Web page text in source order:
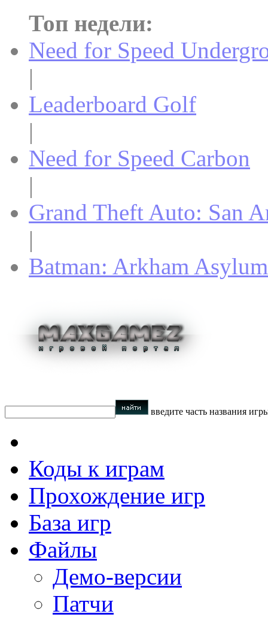
Топ недели:
Need for Speed
|
Leaderboard Golf
|
Need for Speed Carbon
|
Grand Theft Auto: San
|
Batman: Arkham Asylum
введите часть названия
Коды к играм
Прохождение игр
База игр
Файлы
Демо-версии
Патчи